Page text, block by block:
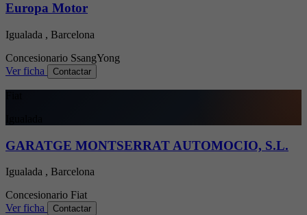
Europa Motor
Igualada , Barcelona
Concesionario SsangYong
Ver ficha
Contactar
GARATGE MONTSERRAT AUTOMOCIO, S.L.
Igualada , Barcelona
Concesionario Fiat
Ver ficha
Contactar